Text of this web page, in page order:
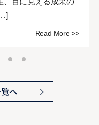
、目に見える成果の
Read More
へ